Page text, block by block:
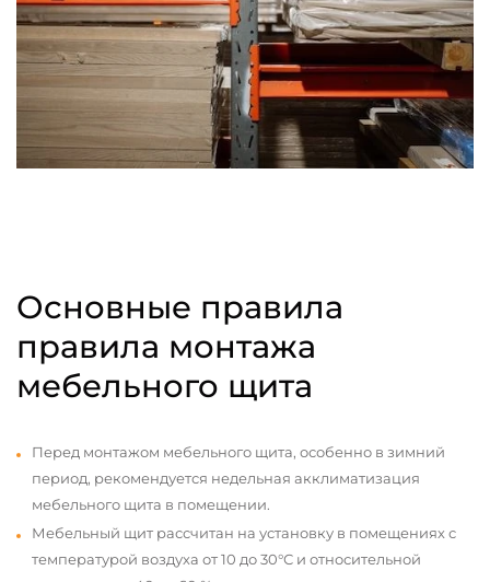
Основные правила
правила монтажа
мебельного щита
Перед монтажом мебельного щита, особенно в зимний
период, рекомендуется недельная акклиматизация
мебельного щита в помещении.
Мебельный щит рассчитан на установку в помещениях с
температурой воздуха от 10 до 30°С и относительной